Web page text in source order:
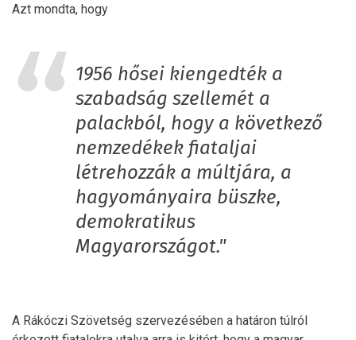
Azt mondta, hogy
1956 hősei kiengedték a
szabadság szellemét a
palackból, hogy a következő
nemzedékek fiataljai
létrehozzák a múltjára, a
hagyományaira büszke,
demokratikus
Magyarországot."
A Rákóczi Szövetség szervezésében a határon túlról